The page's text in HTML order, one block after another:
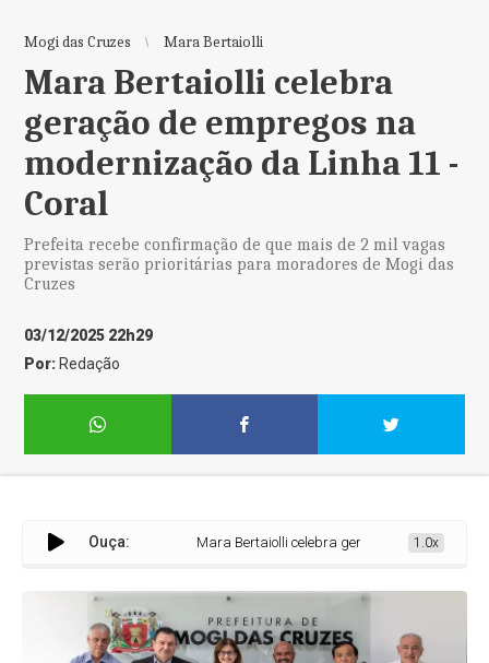
Mogi das Cruzes Mara Bertaiolli
Mara Bertaiolli celebra
geração de empregos na
modernização da Linha 11 -
Coral
Prefeita recebe confirmação de que mais de 2 mil vagas
previstas serão prioritárias para moradores de Mogi das
Cruzes
03/12/2025 22h29
Por: Redação
Ouça: Mara Bertaiolli celebra geração de empregos na
1.0x